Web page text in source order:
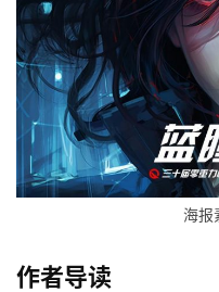
海报
作者导读